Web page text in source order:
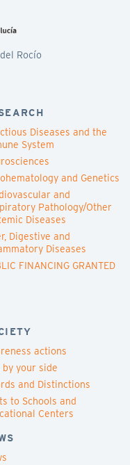
Rocío
Diseases and the
System
and Genetics
and
Pathology/Other
Diseases
Digestive and
Diseases
FINANCING GRANTED
actions
by your side
and Distinctions
to Schools and
Centers